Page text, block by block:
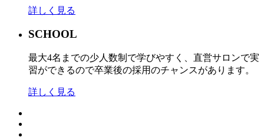
詳しく見る
SCHOOL
最大4名までの少人数制で学びやすく、直営サロンで実
習ができるので卒業後の採用のチャンスがあります。
詳しく見る